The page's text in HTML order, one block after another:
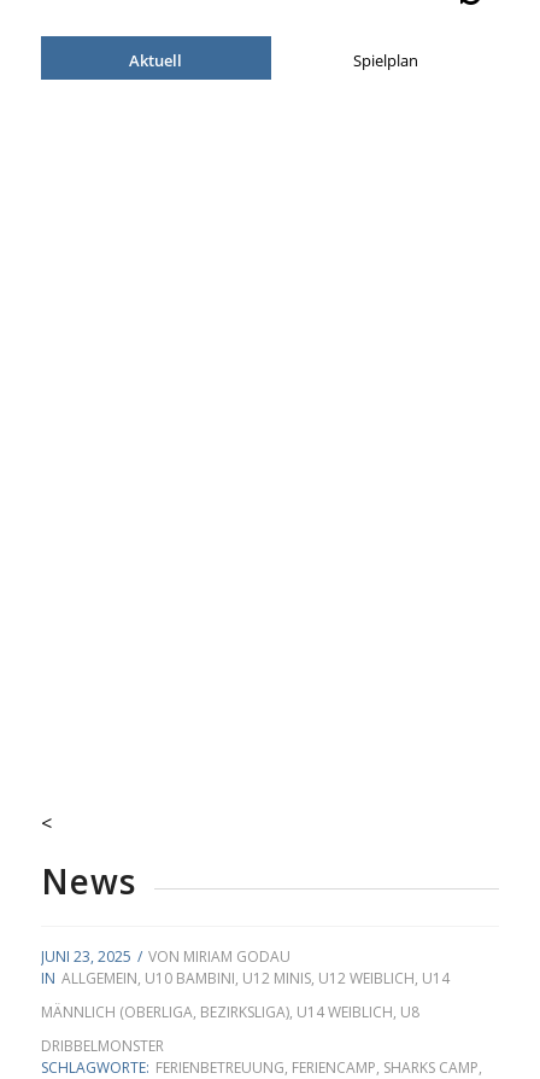
<
News
JUNI 23, 2025 / VON MIRIAM GODAU
IN ALLGEMEIN, U10 BAMBINI, U12 MINIS, U12 WEIBLICH, U14
MÄNNLICH (OBERLIGA, BEZIRKSLIGA), U14 WEIBLICH, U8
DRIBBELMONSTER
SCHLAGWORTE: FERIENBETREUUNG, FERIENCAMP, SHARKS CAMP,